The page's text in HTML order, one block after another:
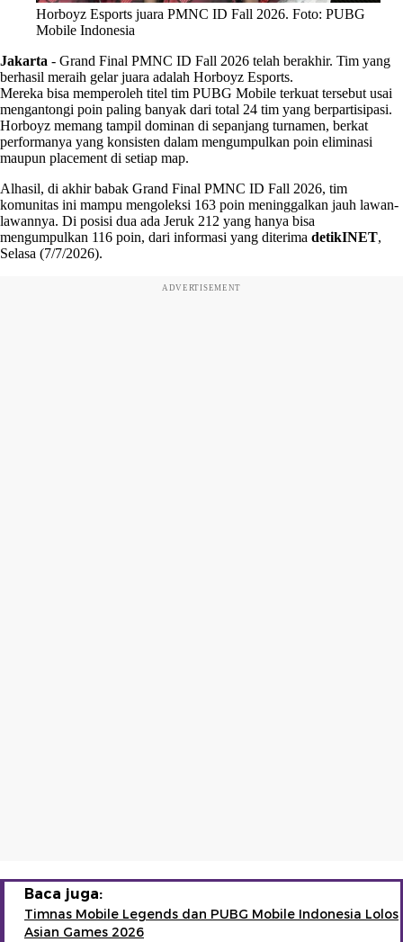
Horboyz Esports juara PMNC ID Fall 2026. Foto: PUBG
Mobile Indonesia
Jakarta - Grand Final PMNC ID Fall 2026 telah berakhir. Tim yang
berhasil meraih gelar juara adalah Horboyz Esports.
Mereka bisa memperoleh titel tim PUBG Mobile terkuat tersebut usai
mengantongi poin paling banyak dari total 24 tim yang berpartisipasi.
Horboyz memang tampil dominan di sepanjang turnamen, berkat
performanya yang konsisten dalam mengumpulkan poin eliminasi
maupun placement di setiap map.
Alhasil, di akhir babak Grand Final PMNC ID Fall 2026, tim
komunitas ini mampu mengoleksi 163 poin meninggalkan jauh lawan-
lawannya. Di posisi dua ada Jeruk 212 yang hanya bisa
mengumpulkan 116 poin, dari informasi yang diterima detikINET,
Selasa (7/7/2026).
ADVERTISEMENT
Baca juga:
Timnas Mobile Legends dan PUBG Mobile Indonesia Lolos
Asian Games 2026